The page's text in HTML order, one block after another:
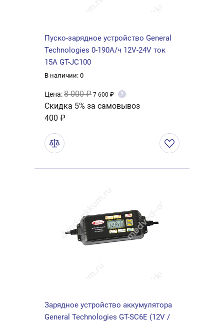
Пуско-зарядное устройство General
Technologies 0-190А/ч 12V-24V ток
15А GT-JC100
В наличии: 0
Цена:8 000 ₽ 7 600 ₽ ?
Скидка 5% за самовывоз
400 ₽
Зарядное устройство аккумулятора
General Technologies GT-SC6E (12V /